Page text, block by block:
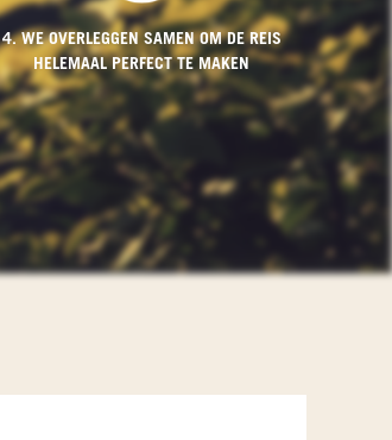
4. WE OVERLEGGEN SAMEN OM DE REIS
HELEMAAL PERFECT TE MAKEN